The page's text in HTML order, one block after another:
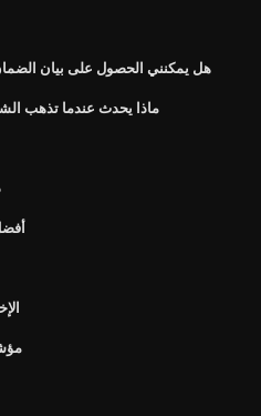
هل يمكنني الحصول على بيان
ماذا يحدث عندما تذهب